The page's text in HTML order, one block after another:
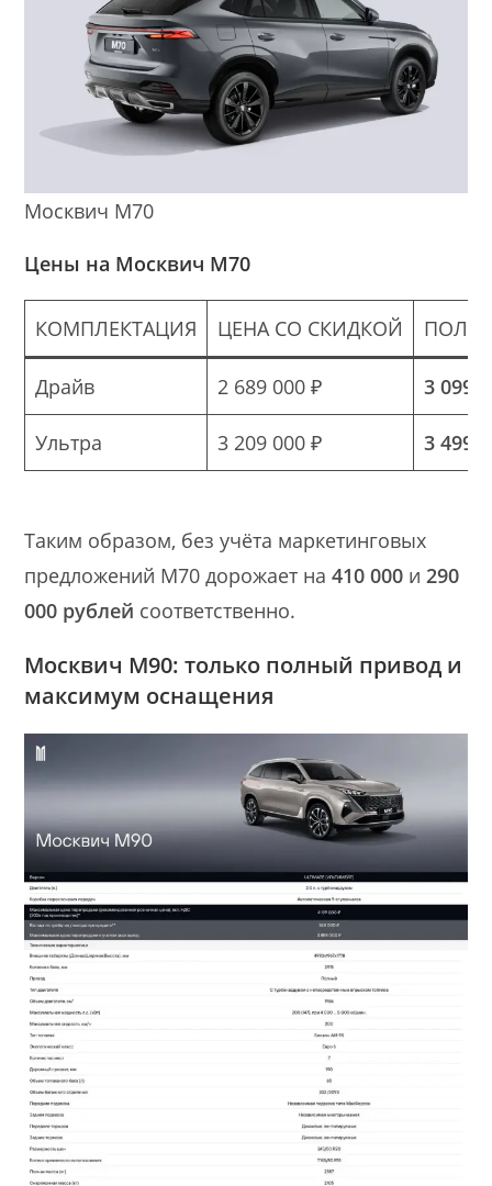
Москвич М70
Цены на Москвич М70
КОМПЛЕКТАЦИЯ ЦЕНА СО СКИДКОЙ
Драйв 2 689 000 ₽ 3 099
Ультра 3 209 000 ₽ 3 499
Таким образом, без учёта маркетинговых
предложений М70 дорожает на410 000 и290
000 рублей соответственно.
Москвич М90: только полный привод и
максимум оснащения